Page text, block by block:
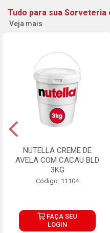
Tudo para sua Sorveteria
Veja mais
NUTELLA CREME DE
AVELA COM CACAU BLD
3KG
Código: 11104
FAÇA SEU
LOGIN